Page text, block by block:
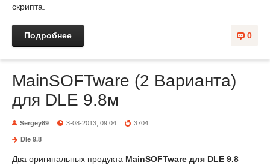
скрипта.
0
Подробнее
MainSOFTware (2 Варианта)
для DLE 9.8м
Sergey89 3-08-2013, 09:04 3704
Dle 9.8
Два оригинальных продукта MainSOFTware для DLE 9.8